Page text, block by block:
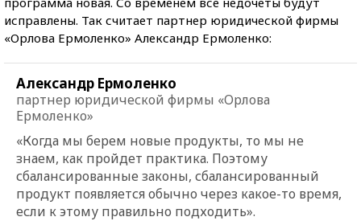
исправлены. Так считает партнер юридической фирмы
«Орлова Ермоленко» Александр Ермоленко:
Александр Ермоленко
партнер юридической фирмы «Орлова
Ермоленко»
«Когда мы берем новые продукты, то мы не
знаем, как пройдет практика. Поэтому
сбалансированные законы, сбалансированный
продукт появляется обычно через какое-то время,
если к этому правильно подходить».